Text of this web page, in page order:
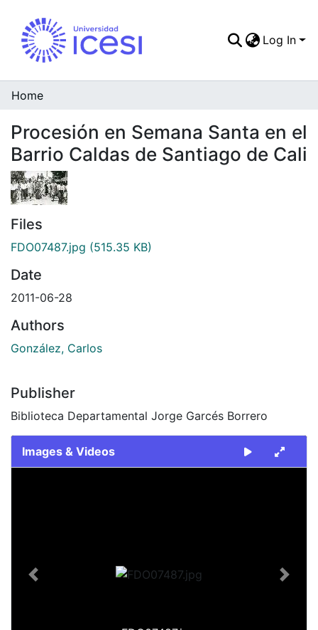
Log In
Home
Procesión en Semana Santa en el
Barrio Caldas de Santiago de Cali
Files
FDO07487.jpg (515.35 KB)
Date
2011-06-28
Authors
González, Carlos
Publisher
Biblioteca Departamental Jorge Garcés Borrero
Images & Videos
Previous Next